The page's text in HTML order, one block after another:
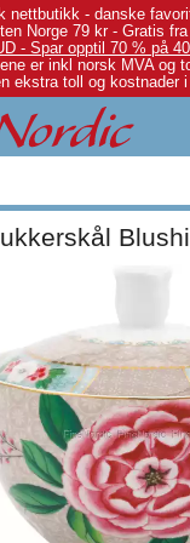
nettbutikk - danske
Norge 79 kr - Gratis
- Spar opptil 70 % på
er inkl norsk MVA og
ekstra toll og kostnader i